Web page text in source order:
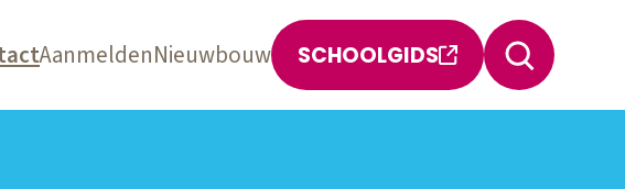
AanmeldenNieuwbouw SCHOOLGIDS